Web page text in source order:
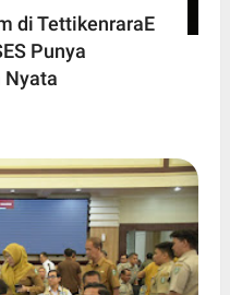
di TettikenraraE
Punya
Nyata